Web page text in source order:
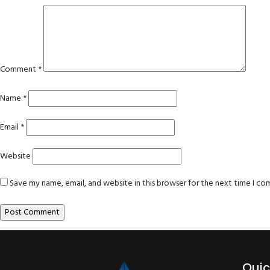
Comment *
Name *
Email *
Website
Save my name, email, and website in this browser for the next time I